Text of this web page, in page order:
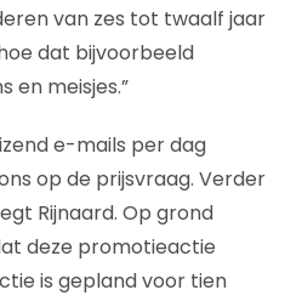
van zes tot twaalf jaar
dat bijvoorbeeld
en meisjes.”
e-mails per dag
op de prijsvraag. Verder
Rijnaard. Op grond
deze promotieactie
is gepland voor tien